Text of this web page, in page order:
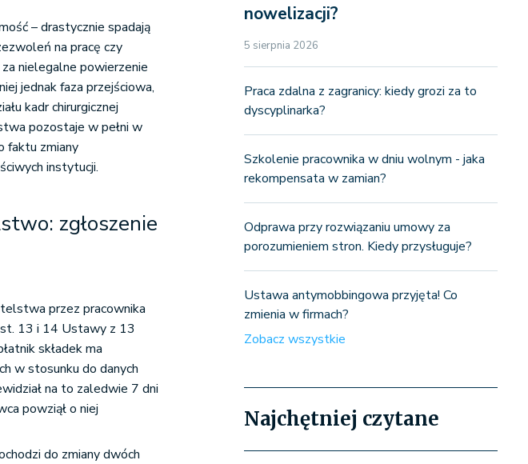
– drastycznie spadają
na pracę czy
nielegalne powierzenie
jednak faza przejściowa,
kadr chirurgicznej
pozostaje w pełni w
faktu zmiany
instytucji.
zgłoszenie
przez pracownika
13 i 14 Ustawy z 13
składek ma
w stosunku do danych
na to zaledwie 7 dni
powziął o niej
do zmiany dwóch
nowelizacji?
5 sierpnia 2026
Praca zdalna z zagranicy: kiedy grozi za to
dyscyplinarka?
Szkolenie pracownika w dniu wolnym - jaka
rekompensata w zamian?
Odprawa przy rozwiązaniu umowy za
porozumieniem stron. Kiedy przysługuje?
Ustawa antymobbingowa przyjęta! Co
zmienia w firmach?
Zobacz wszystkie
Najchętniej czytane